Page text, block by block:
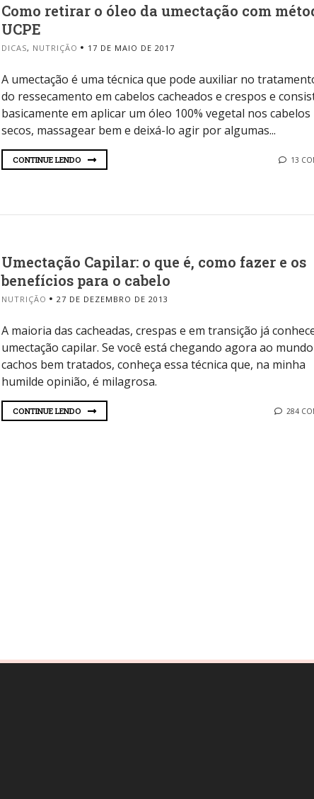
Como retirar o óleo da umectação com
UCPE
DICAS, NUTRIÇÃO 17 DE MAIO DE 2017
A umectação é uma técnica que pode auxiliar no
do ressecamento em cabelos cacheados e crespos e
basicamente em aplicar um óleo 100% vegetal nos cabelos
secos, massagear bem e deixá-lo agir por algumas...
CONTINUE LENDO 13
Umectação Capilar: o que é, como fazer e os
benefícios para o cabelo
NUTRIÇÃO 27 DE DEZEMBRO DE 2013
A maioria das cacheadas, crespas e em transição já
umectação capilar. Se você está chegando agora ao
cachos bem tratados, conheça essa técnica que, na minha
humilde opinião, é milagrosa.
CONTINUE LENDO 284